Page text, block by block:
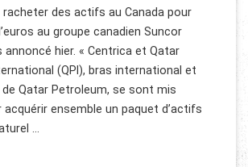
des actifs au Canada pour
au groupe canadien Suncor
annoncé hier. « Centrica et Qatar
(QPI), bras international et
de Qatar Petroleum, se sont mis
acquérir ensemble un paquet d’actifs
…
PETROLEUM RACHÈTENT LES ACTIFS DU